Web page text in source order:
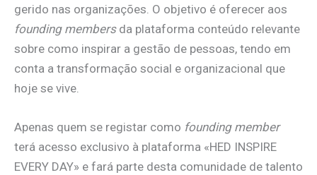
gerido nas organizações. O objetivo é oferecer aos
founding membersda plataforma conteúdo relevante
sobre como inspirar a gestão de pessoas, tendo em
conta a transformação social e organizacional que
hoje se vive.
Apenas quem se registar como founding member
terá acesso exclusivo à plataforma «HED INSPIRE
EVERY DAY» e fará parte desta comunidade de talento